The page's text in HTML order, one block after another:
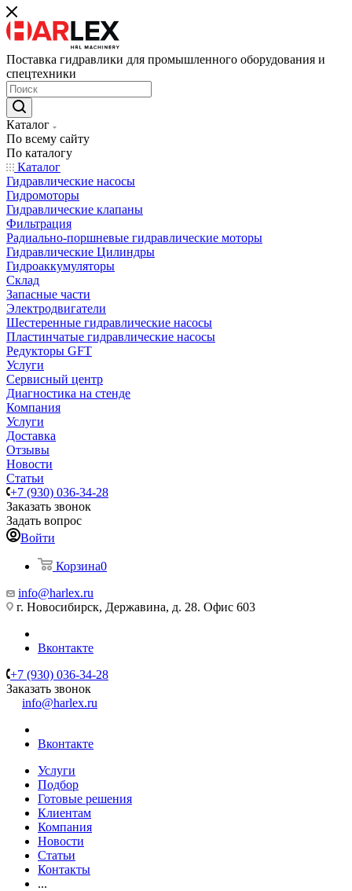
Поставка гидравлики для промышленного оборудования и
спецтехники
Каталог
По всему сайту
По каталогу
Каталог
Гидравлические насосы
Гидромоторы
Гидравлические клапаны
Фильтрация
Радиально-поршневые гидравлические моторы
Гидравлические Цилиндры
Гидроаккумуляторы
Склад
Запасные части
Электродвигатели
Шестеренные гидравлические насосы
Пластинчатые гидравлические насосы
Редукторы GFT
Услуги
Сервисный центр
Диагностика на стенде
Компания
Услуги
Доставка
Отзывы
Новости
Статьи
+7 (930) 036-34-28
Заказать звонок
Задать вопрос
Войти
Корзина0
info@harlex.ru
г. Новосибирск, Державина, д. 28. Офис 603
Вконтакте
+7 (930) 036-34-28
Заказать звонок
info@harlex.ru
Вконтакте
Услуги
Подбор
Готовые решения
Клиентам
Компания
Новости
Статьи
Контакты
...